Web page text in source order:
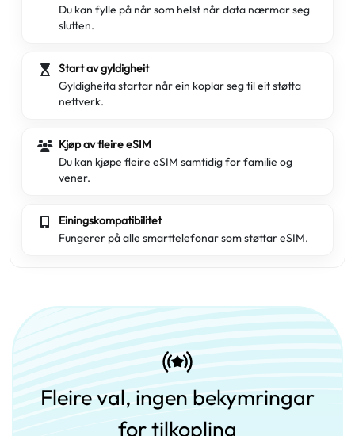
Du kan fylle på når som helst når data nærmar seg
slutten.
Start av gyldigheit
Gyldigheita startar når ein koplar seg til eit støtta
nettverk.
Kjøp av fleire eSIM
Du kan kjøpe fleire eSIM samtidig for familie og
vener.
Einingskompatibilitet
Fungerer på alle smarttelefonar som støttar eSIM.
Fleire val, ingen bekymringar
for tilkopling